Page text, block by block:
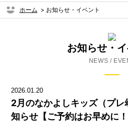
ホーム > お知らせ・イベント
お知らせ・
NEWS /
2026.01.20
2月のなかよしキッズ（プ
知らせ【ご予約はお早めに！